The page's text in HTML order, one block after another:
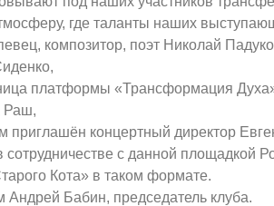
где таланты наших
композитор, поэт Николай
платформы «Трансформация
Раш,
приглашён концертный директор
с данной площадкой
Кота» в таком формате.
Андрей Бабин, председатель клуба.